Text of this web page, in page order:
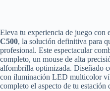
Eleva tu experiencia de juego con
C500, la solución definitiva para
profesional. Este espectacular
completo, un mouse de alta
alfombrilla optimizada. Diseñado
con iluminación LED multicolor
completo el aspecto de tu estación